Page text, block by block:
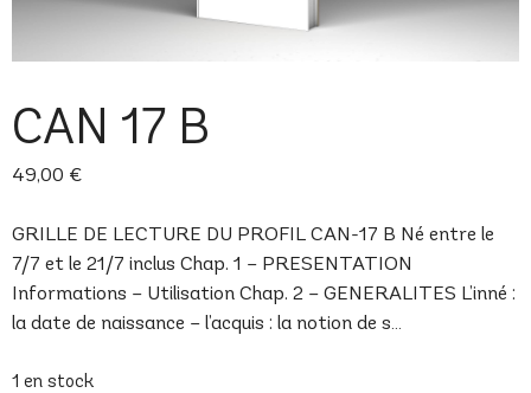
CAN 17 B
49,00 €
GRILLE DE LECTURE DU PROFIL CAN-17 B Né entre le
7/7 et le 21/7 inclus Chap. 1 – PRESENTATION
Informations – Utilisation Chap. 2 – GENERALITES L’inné :
la date de naissance – l’acquis : la notion de s…
1 en stock